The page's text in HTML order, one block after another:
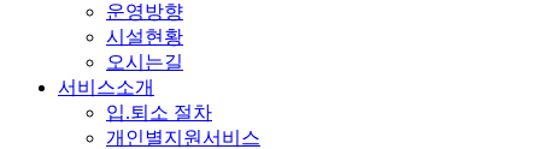
운영방향
시설현황
오시는길
서비스소개
입.퇴소 절차
개인별지원서비스